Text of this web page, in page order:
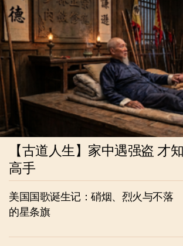
【古道人生】家中遇强盗 才
高手
美国国歌诞生记：硝烟、烈火与不落
的星条旗